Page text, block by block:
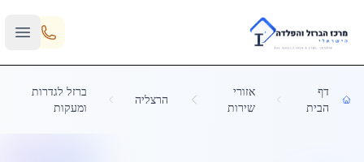
Skip to main content
דף
הבית
אזורי
שירות
הרצליה
ברזל לגדרות
ומעקות